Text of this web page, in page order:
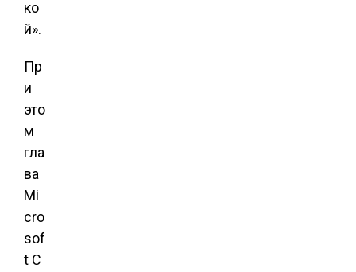
ко
й».
Пр
и
это
м
гла
ва
Mi
cro
sof
t С